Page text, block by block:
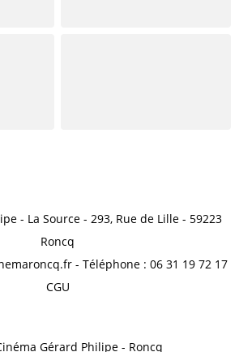
- La Source - 293, Rue de Lille - 59223
Roncq
- Téléphone : 06 31 19 72 17
CGU
Gérard Philipe - Roncq